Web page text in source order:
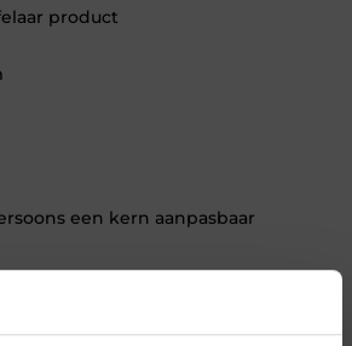
product
een kern aanpasbaar